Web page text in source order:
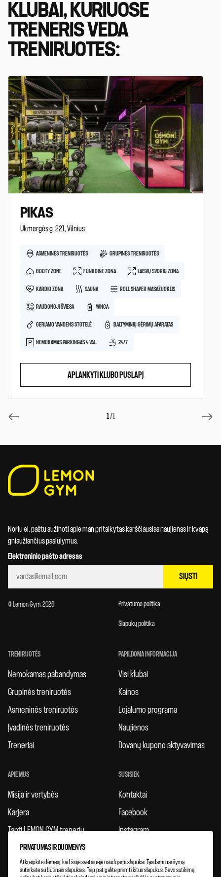
KLUBAI, KURIUOSE
TRENERIS VEDA
TRENIRUOTES:
PIKAS
Ukmergės g. 221, Vilnius
ASMENINĖS TRENIRUOTĖS GRUPINĖS TRENIRUOTĖS
BOOTY ZONE FUNKCINĖ ZONA LAISVŲ SVORIŲ ZONA
KARDIO ZONA SAUNA ROLL SHAPER MASAŽUOKLIS
RAUDONOJI ŠVIESA YANGA
GERIAMO VANDENS STOTELĖ BALTYMINIŲ GĖRIMŲ APARATAS
NEMOKAMAS PARKINGAS 4 VAL. 24/7
APLANKYTI KLUBO PUSLAPĮ
1/1
Noriu el. paštu sužinoti apie man pritaikytas karščiausias naujienas ir kvapą
gniaužiančius pasiūlymus.
Elektroninio pašto adresas
SIŲSTI
© Lemon Gym. 2026 Privatumo politika
Slapukų politika
TRENIRUOTĖS
Nemokamas pabandymas
Grupinės treniruotės
Asmeninės treniruotės
Įvadinės treniruotės
Treneriai
PAPILDOMA INFORMACIJA
Visi klubai
Kainos
Lojalumo programa
Naujienos
Dovanų kupono aktyvavimas
APIE MUS
Misija ir vertybės
Karjera
Tapti LEMON GYM treneriu
Taisyklės
Atsiliepimai
SUSISIEK
Kontaktai
Facebook
Instagram
PRIVATUMAS IR DUOMENYS
Atkreipkite dėmesį, kad šioje svetainėje naudojami slapukai. Tęsdami naršymą
sutinkate su būtinais slapukais. Taip pat galite priimti kitus slapukus. Savo sutikimą